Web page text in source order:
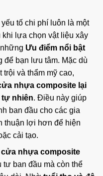
tố chi phí luôn là một
lựa chọn vật liệu xây
Ưu điểm nổi bật
để bạn lưu tâm. Mặc dù
và thẩm mỹ cao,
nhựa composite lại
nhiên. Điều này giúp
ban đầu cho các gia
thuận lợi hơn để hiện
cải tạo.
cửa nhựa composite
ban đầu mà còn thể